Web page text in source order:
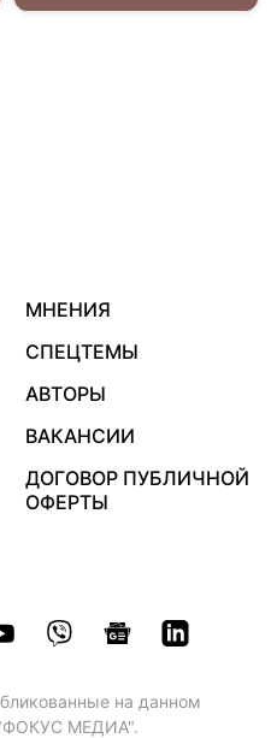
МНЕНИЯ
СПЕЦТЕМЫ
АВТОРЫ
ВАКАНСИИ
ДОГОВОР ПУБЛИЧНОЙ
ОФЕРТЫ
на данном
МЕДИА".